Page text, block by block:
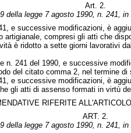
Art. 2.
della legge 7 agosto 1990, n. 241,
e successive modificazioni, è
compresi gli atti che
è ridotto a sette giorni lavorativi
n. 241 del 1990, e successive
del citato comma 2, nel termine di
e successive modificazioni, è
gli atti di assenso formati in virtù
RIFERITE
ART. 2.
della legge 7 agosto 1990, n. 241,